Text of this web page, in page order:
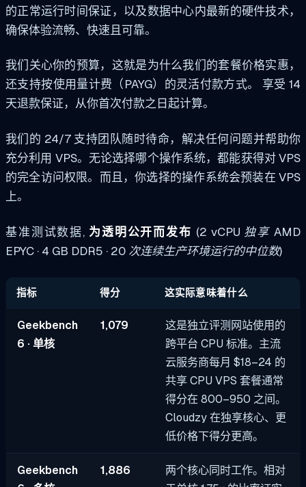
的正常运行时间保证，以及数据中心内最新的硬件技术，
确保体验流畅、快速且可靠。
我们关心你的预算，这就是为什么我们的套餐价格实惠，
还支持按使用量计费（PAYG）的灵活付款方式。 享受 14
天退款保证，从你首次付款之日起计算。
我们的 24/7 支持团队随时待命，解决任何问题并帮助你
充分利用 VPS。无论选择哪个操作系统，都能获得对 VPS
的完全访问权限。而且，你选择的操作系统会预装在 VPS
上。
基准测试数据, 为透明公开而发布 (2 vCPU 独享 AMD
EPYC · 4 GB DDR5 · 20 次连续生产环境运行的中位数)
指标 得分 这实际意味着什么
Geekbench
6 · 单核
1,079
这是独立评测网站使用的
跨平台 CPU 标准。主流
云服务商每月 $18–24 的
共享 CPU VPS 套餐通常
得分在 800–950 之间。
Cloudzy 在独享核心、更
低价格下得分更高。
Geekbench
1,886
两个核心同时工作。相对